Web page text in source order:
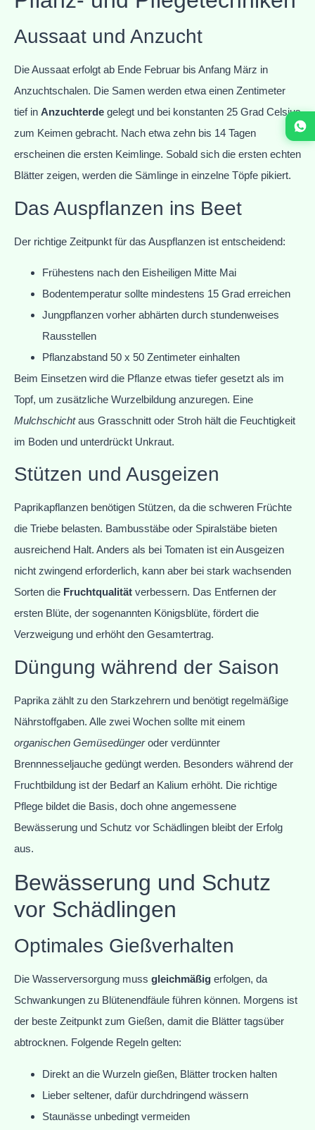
Aussaat und Anzucht
Die Aussaat erfolgt ab Ende Februar bis Anfang März in
Anzuchtschalen. Die Samen werden etwa einen Zentimeter
tief in Anzuchterde gelegt und bei konstanten 25 Grad Celsius
zum Keimen gebracht. Nach etwa zehn bis 14 Tagen
erscheinen die ersten Keimlinge. Sobald sich die ersten echten
Blätter zeigen, werden die Sämlinge in einzelne Töpfe pikiert.
Das Auspflanzen ins Beet
Der richtige Zeitpunkt für das Auspflanzen ist entscheidend:
Frühestens nach den Eisheiligen Mitte Mai
Bodentemperatur sollte mindestens 15 Grad erreichen
Jungpflanzen vorher abhärten durch stundenweises
Rausstellen
Pflanzabstand 50 x 50 Zentimeter einhalten
Beim Einsetzen wird die Pflanze etwas tiefer gesetzt als im
Topf, um zusätzliche Wurzelbildung anzuregen. Eine
Mulchschichtaus Grasschnitt oder Stroh hält die Feuchtigkeit
im Boden und unterdrückt Unkraut.
Stützen und Ausgeizen
Paprikapflanzen benötigen Stützen, da die schweren Früchte
die Triebe belasten. Bambusstäbe oder Spiralstäbe bieten
ausreichend Halt. Anders als bei Tomaten ist ein Ausgeizen
nicht zwingend erforderlich, kann aber bei stark wachsenden
Sorten die Fruchtqualität verbessern. Das Entfernen der
ersten Blüte, der sogenannten Königsblüte, fördert die
Verzweigung und erhöht den Gesamtertrag.
Düngung während der Saison
Paprika zählt zu den Starkzehrern und benötigt regelmäßige
Nährstoffgaben. Alle zwei Wochen sollte mit einem
organischen Gemüsedüngeroder verdünnter
Brennnesseljauche gedüngt werden. Besonders während der
Fruchtbildung ist der Bedarf an Kalium erhöht. Die richtige
Pflege bildet die Basis, doch ohne angemessene
Bewässerung und Schutz vor Schädlingen bleibt der Erfolg
aus.
Bewässerung und Schutz
vor Schädlingen
Optimales Gießverhalten
Die Wasserversorgung muss gleichmäßig erfolgen, da
Schwankungen zu Blütenendfäule führen können. Morgens ist
der beste Zeitpunkt zum Gießen, damit die Blätter tagsüber
abtrocknen. Folgende Regeln gelten:
Direkt an die Wurzeln gießen, Blätter trocken halten
Lieber seltener, dafür durchdringend wässern
Staunässe unbedingt vermeiden